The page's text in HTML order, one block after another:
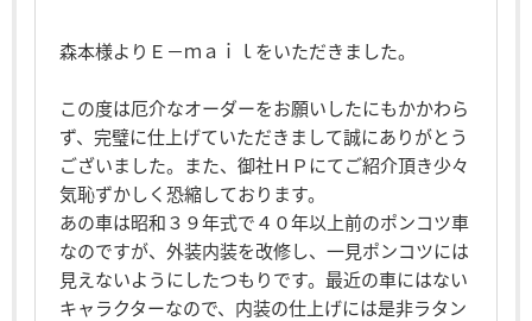
森本様よりＥ－ｍａｉｌをいただきました。
この度は厄介なオーダーをお願いしたにもかかわら
ず、完璧に仕上げていただきまして誠にありがとう
ございました。また、御社ＨＰにてご紹介頂き少々
気恥ずかしく恐縮しております。
あの車は昭和３９年式で４０年以上前のポンコツ車
なのですが、外装内装を改修し、一見ポンコツには
見えないようにしたつもりです。最近の車にはない
キャラクターなので、内装の仕上げには是非ラタン